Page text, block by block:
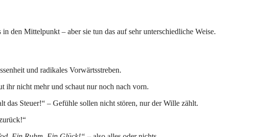
den Mittelpunkt – aber sie tun das auf sehr unterschiedliche Weise.
und radikales Vorwärtsstreben.
ihr nicht mehr und schaut nur noch nach vorn.
das Steuer!“ – Gefühle sollen nicht stören, nur der Wille zählt.